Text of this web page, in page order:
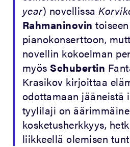
year) novellissa
Rahmaninovin toiseen
pianokonserttoon,
novellin kokoelman
myösSchubertin
Krasikov kirjoittaa
odottamaan jääneistä
tyylilaji on
kosketusherkkyys,
liikkeellä olemisen